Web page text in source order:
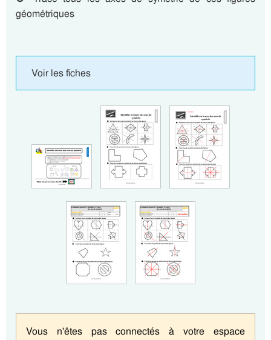
géométriques
Voir les fiches
Vous n'êtes pas connectés à votre espace